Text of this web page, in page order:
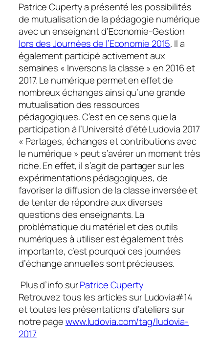
Patrice Cuperty a présenté les possibilités
de mutualisation de la pédagogie numérique
avec un enseignant d’Economie-Gestion
lors des Journées de l’Economie 2015. Il a
également participé activement aux
semaines « Inversons la classe » en 2016 et
2017. Le numérique permet en effet de
nombreux échanges ainsi qu’une grande
mutualisation des ressources
pédagogiques. C’est en ce sens que la
participation à l’Université d’été Ludovia 2017
« Partages, échanges et contributions avec
le numérique » peut s’avérer un moment très
riche. En effet, il s’agit de partager sur les
expérimentations pédagogiques, de
favoriser la diffusion de la classe inversée et
de tenter de répondre aux diverses
questions des enseignants. La
problématique du matériel et des outils
numériques à utiliser est également très
importante, c’est pourquoi ces journées
d’échange annuelles sont précieuses.
Plus d’info surPatrice Cuperty
Retrouvez tous les articles sur Ludovia#14
et toutes les présentations d’ateliers sur
notre pagewww.ludovia.com/tag/ludovia-
2017